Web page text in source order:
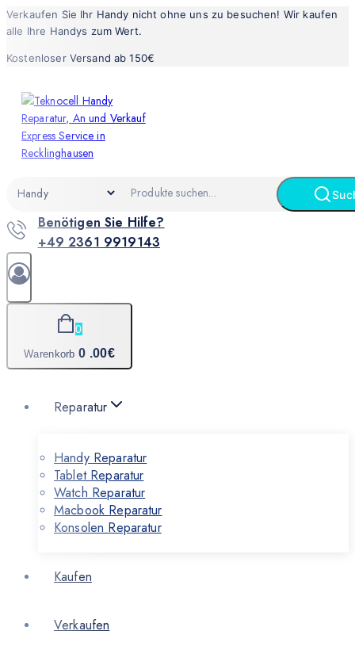
Verkaufen Sie Ihr Handy nicht ohne uns zu besuchen! Wir kaufen
alle Ihre Handys zum Wert.
Kostenloser Versand ab 150€
Benötigen Sie Hilfe?
+49 2361 9919143
0
Warenkorb 0 .00€
Reparatur
Handy Reparatur
Tablet Reparatur
Watch Reparatur
Macbook Reparatur
Konsolen Reparatur
Kaufen
Verkaufen